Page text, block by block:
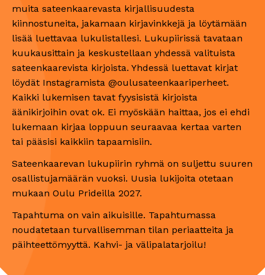
muita sateenkaarevasta kirjallisuudesta
kiinnostuneita, jakamaan kirjavinkkejä ja löytämään
lisää luettavaa lukulistallesi. Lukupiirissä tavataan
kuukausittain ja keskustellaan yhdessä valituista
sateenkaarevista kirjoista. Yhdessä luettavat kirjat
löydät Instagramista @oulusateenkaariperheet.
Kaikki lukemisen tavat fyysisistä kirjoista
äänikirjoihin ovat ok. Ei myöskään haittaa, jos ei ehdi
lukemaan kirjaa loppuun seuraavaa kertaa varten
tai pääsisi kaikkiin tapaamisiin.
Sateenkaarevan lukupiirin ryhmä on suljettu suuren
osallistujamäärän vuoksi. Uusia lukijoita otetaan
mukaan Oulu Prideilla 2027.
Tapahtuma on vain aikuisille. Tapahtumassa
noudatetaan turvallisemman tilan periaatteita ja
päihteettömyyttä. Kahvi- ja välipalatarjoilu!